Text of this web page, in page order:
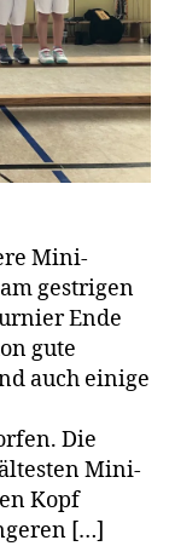
Mini-
gestrigen
Ende
gute
auch einige
Die
Mini-
Kopf
[…]